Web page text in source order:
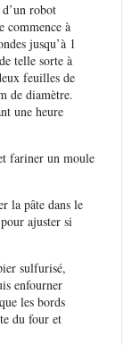
robot
commence à
jusqu’à 1
telle sorte à
feuilles de
de diamètre.
une heure
fariner un moule
la pâte dans le
ajuster si
sulfurisé,
enfourner
les bords
du four et